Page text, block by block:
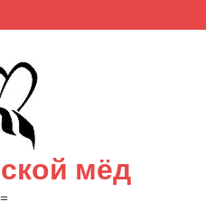
мёд
=